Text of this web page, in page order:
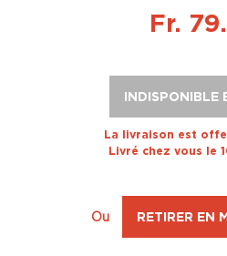
Fr.
INDISPONIBLE
La livraison est
Livré chez vous le
Ou RETIRER EN